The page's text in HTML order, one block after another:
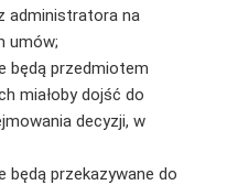
administratora na
umów;
będą przedmiotem
miałoby dojść do
decyzji, w
będą przekazywane do